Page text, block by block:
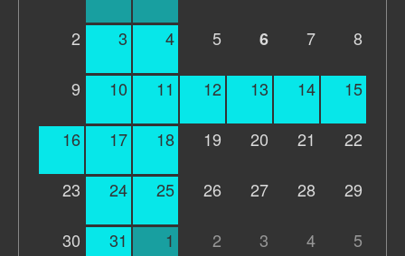
2 3 4 5 6 7 8
9 10 11 12 13 14 15
16 17 18 19 20 21 22
23 24 25 26 27 28 29
30 31 1 2 3 4 5